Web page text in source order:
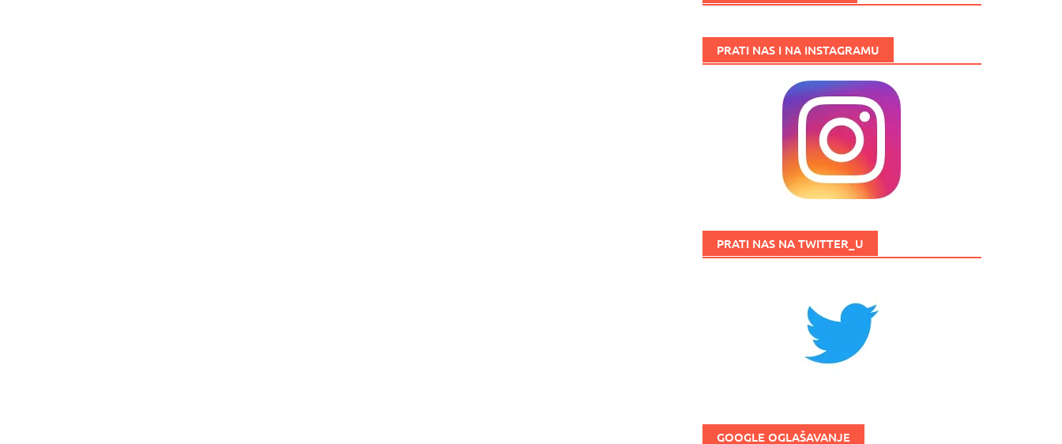
PRATI NAS I NA INSTAGRAMU
PRATI NAS NA TWITTER_U
GOOGLE OGLAŠAVANJE